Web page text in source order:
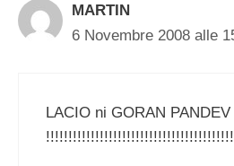
MARTIN
6 Novembre 2008 alle
LACIO ni GORAN